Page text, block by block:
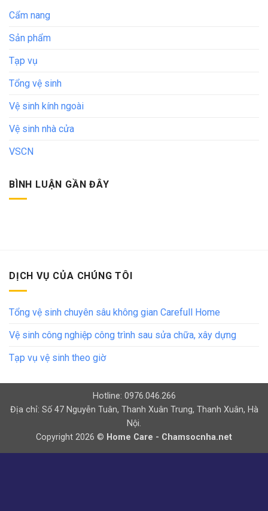
Cẩm nang
Sản phẩm
Tạp vụ
Tổng vệ sinh
Vệ sinh kính ngoài
Vệ sinh nhà cửa
VSCN
BÌNH LUẬN GẦN ĐÂY
DỊCH VỤ CỦA CHÚNG TÔI
Tổng vệ sinh chuyên sâu không gian Carefull Home
Vệ sinh công nghiệp công trình sau sửa chữa, xây dựng
Tạp vụ vệ sinh theo giờ
Hotline: 0976.046.266
Địa chỉ: Số 47 Nguyễn Tuân, Thanh Xuân Trung, Thanh Xuân, Hà
Nội.
Copyright 2026 © Home Care - Chamsocnha.net